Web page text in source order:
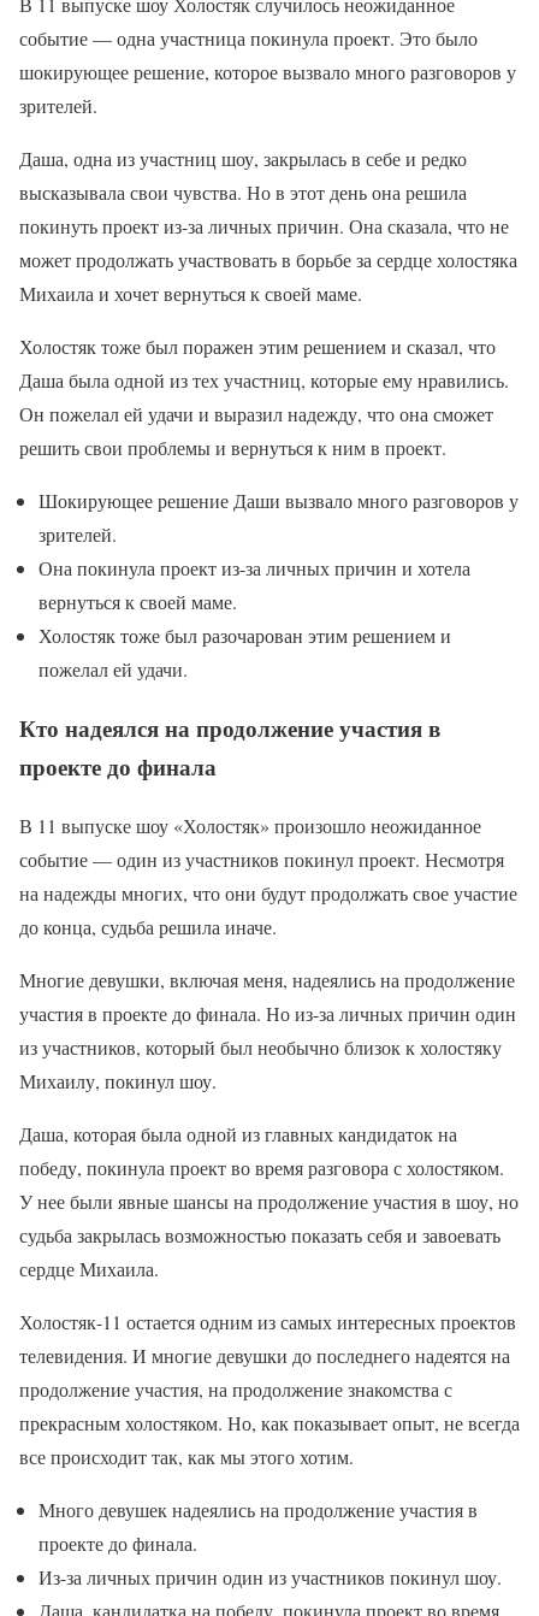
событие — одна участница покинула проект. Это было
шокирующее решение, которое вызвало много разговоров у
зрителей.
Даша, одна из участниц шоу, закрылась в себе и редко
высказывала свои чувства. Но в этот день она решила
покинуть проект из-за личных причин. Она сказала, что не
может продолжать участвовать в борьбе за сердце холостяка
Михаила и хочет вернуться к своей маме.
Холостяк тоже был поражен этим решением и сказал, что
Даша была одной из тех участниц, которые ему нравились.
Он пожелал ей удачи и выразил надежду, что она сможет
решить свои проблемы и вернуться к ним в проект.
Шокирующее решение Даши вызвало много разговоров у
зрителей.
Она покинула проект из-за личных причин и хотела
вернуться к своей маме.
Холостяк тоже был разочарован этим решением и
пожелал ей удачи.
Кто надеялся на продолжение участия в
проекте до финала
В 11 выпуске шоу «Холостяк» произошло неожиданное
событие — один из участников покинул проект. Несмотря
на надежды многих, что они будут продолжать свое участие
до конца, судьба решила иначе.
Многие девушки, включая меня, надеялись на продолжение
участия в проекте до финала. Но из-за личных причин один
из участников, который был необычно близок к холостяку
Михаилу, покинул шоу.
Даша, которая была одной из главных кандидаток на
победу, покинула проект во время разговора с холостяком.
У нее были явные шансы на продолжение участия в шоу, но
судьба закрылась возможностью показать себя и завоевать
сердце Михаила.
Холостяк-11 остается одним из самых интересных проектов
телевидения. И многие девушки до последнего надеятся на
продолжение участия, на продолжение знакомства с
прекрасным холостяком. Но, как показывает опыт, не всегда
все происходит так, как мы этого хотим.
Много девушек надеялись на продолжение участия в
проекте до финала.
Из-за личных причин один из участников покинул шоу.
Даша, кандидатка на победу, покинула проект во время